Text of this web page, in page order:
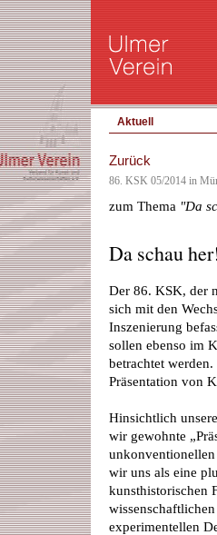
Aktuell
Zurück
86. KSK 05/2014 in
zum Thema "Da
Da schau
Der 86. KSK, der
sich mit den
Inszenierung
sollen ebenso im
betrachtet
Präsentation von
Hinsichtlich
wir gewohnte
unkonventionellen
wir uns als eine
kunsthistorischen
experimentellen